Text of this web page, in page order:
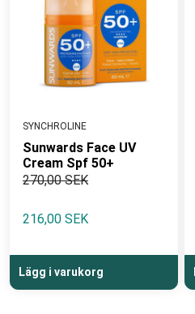
SYNCHROLINE
Sunwards Face UV
Cream Spf 50+
270,00 SEK
216,00 SEK
Lägg i varukorg